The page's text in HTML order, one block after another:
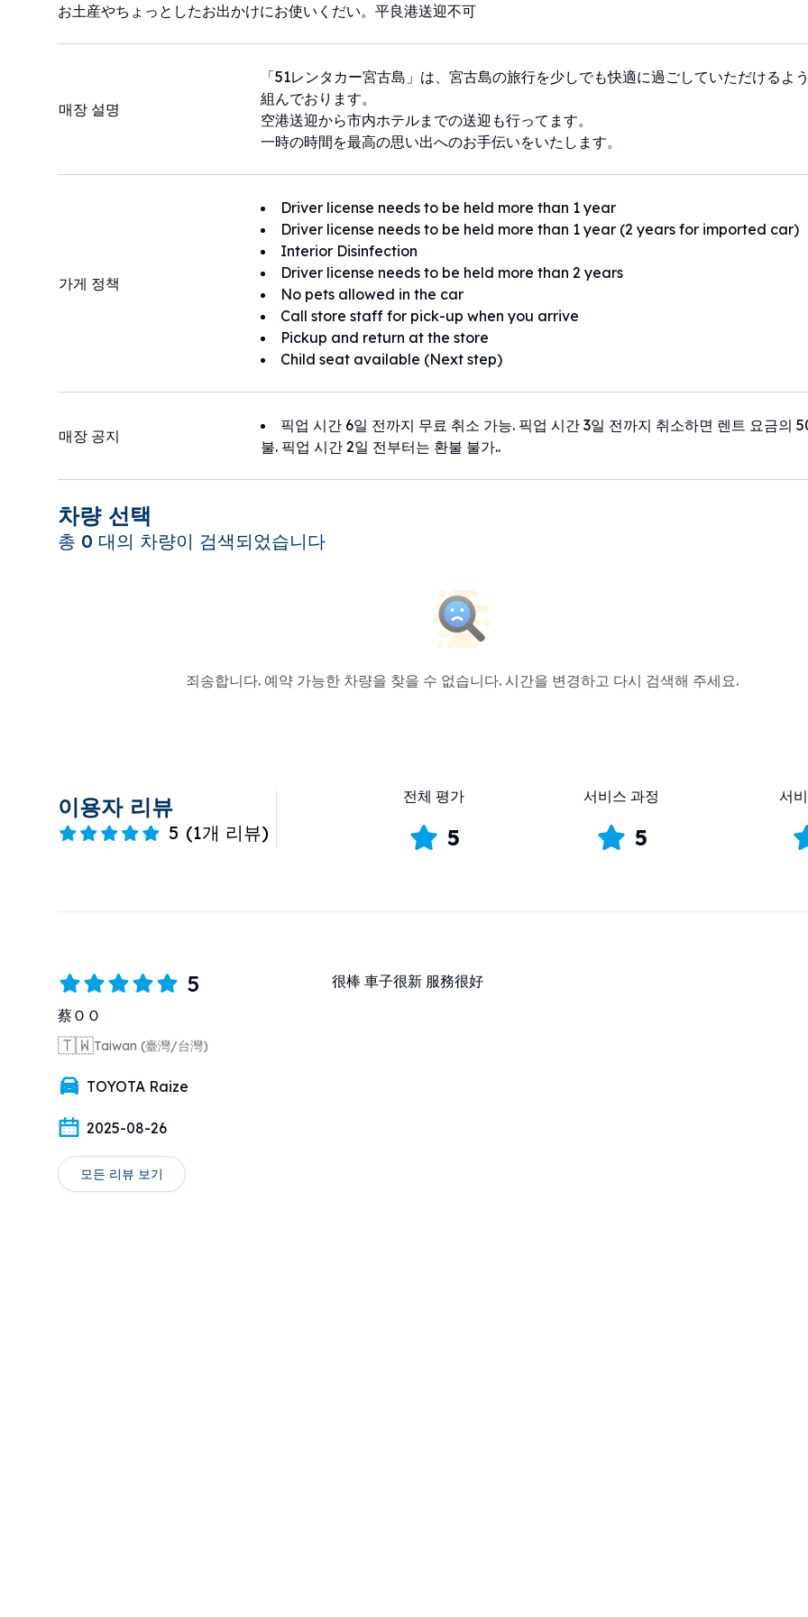
お土産やちょっとしたお出かけにお使いくだい。平良港送迎不可
매장 설명
「51レンタカー宮古島」は、宮古島の旅行を少しでも快適に過ごしていただけるよ
組んでおります。
空港送迎から市内ホテルまでの送迎も行ってます。
一時の時間を最高の思い出へのお手伝いをいたします。
가게 정책
Driver license needs to be held more than 1 year
Driver license needs to be held more than 1 year (2 years for imported car)
Interior Disinfection
Driver license needs to be held more than 2 years
No pets allowed in the car
Call store staff for pick-up when you arrive
Pickup and return at the store
Child seat available (Next step)
매장 공지
픽업 시간 6일 전까지 무료 취소 가능. 픽업 시간 3일 전까지 취소하면 렌트 요금의
불. 픽업 시간 2일 전부터는 환불 불가..
차량 선택
총 0 대의 차량이 검색되었습니다
죄송합니다. 예약 가능한 차량을 찾을 수 없습니다. 시간을 변경하고 다시 검색해 주세요.
이용자 리뷰
5 (1개 리뷰)
전체 평가
5
서비스 과정
5
서
5
蔡ＯＯ
🇹🇼Taiwan (臺灣/台灣)
TOYOTA Raize
2025-08-26
很棒 車子很新 服務很好
모든 리뷰 보기